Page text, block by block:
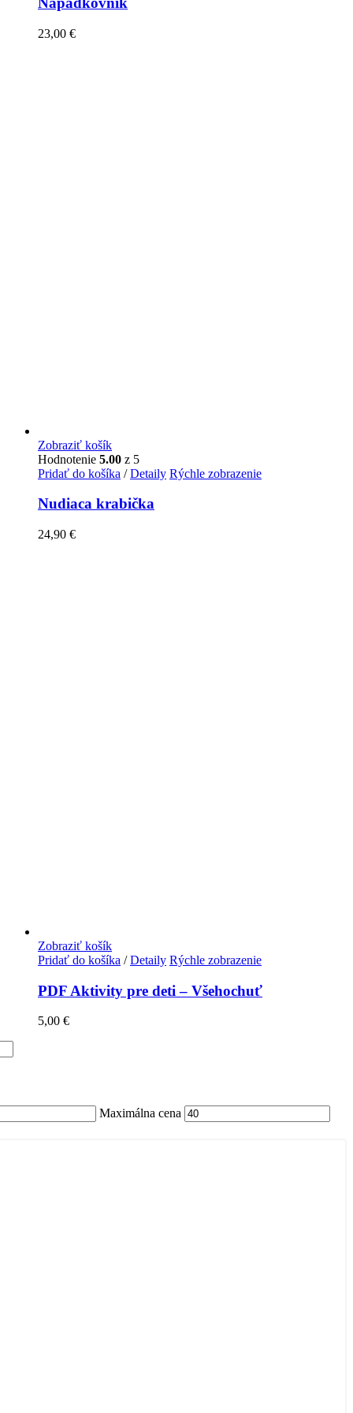
23,00 €
Zobraziť košík
Hodnotenie 5.00 z 5
Pridať do košíka / Detaily Rýchle zobrazenie
Nudiaca krabička
24,90 €
Zobraziť košík
Pridať do košíka / Detaily Rýchle zobrazenie
PDF Aktivity pre deti – Všehochuť
5,00 €
Maximálna cena